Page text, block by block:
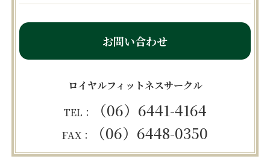
お問い合わせ
ロイヤルフィットネスサークル
TEL：
（06）6441-4164
FAX： （06）6448-0350